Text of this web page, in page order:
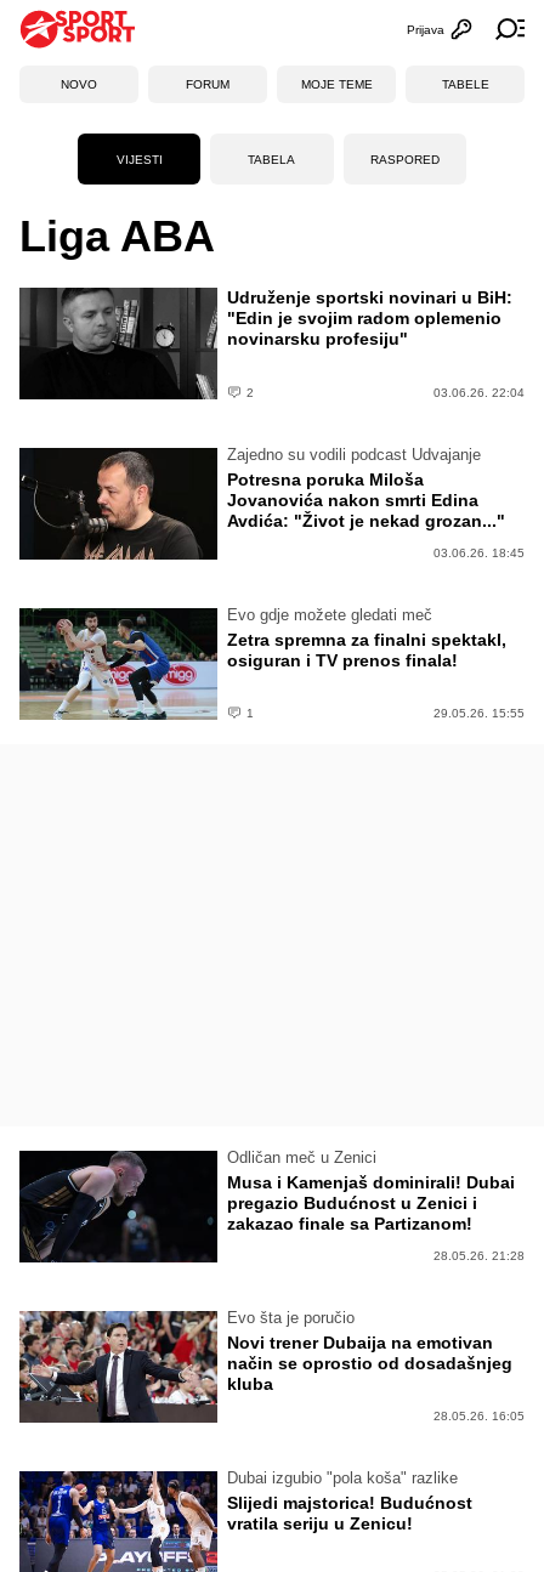
Otvori
Prijava
NOVO FORUM MOJE TEME TABELE
VIJESTI TABELA RASPORED
Liga ABA
Udruženje sportski novinari u BiH:
"Edin je svojim radom oplemenio
novinarsku profesiju"
2 03.06.26. 22:04
Zajedno su vodili podcast Udvajanje
Potresna poruka Miloša
Jovanovića nakon smrti Edina
Avdića: "Život je nekad grozan..."
03.06.26. 18:45
Evo gdje možete gledati meč
Zetra spremna za finalni spektakl,
osiguran i TV prenos finala!
1 29.05.26. 15:55
Odličan meč u Zenici
Musa i Kamenjaš dominirali! Dubai
pregazio Budućnost u Zenici i
zakazao finale sa Partizanom!
28.05.26. 21:28
Evo šta je poručio
Novi trener Dubaija na emotivan
način se oprostio od dosadašnjeg
kluba
28.05.26. 16:05
Dubai izgubio "pola koša" razlike
Slijedi majstorica! Budućnost
vratila seriju u Zenicu!